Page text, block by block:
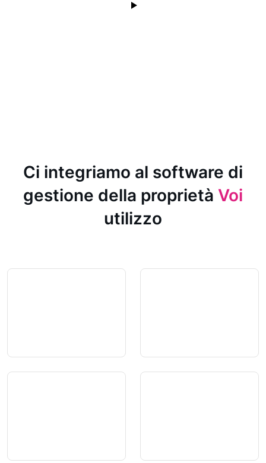
Ci integriamo al software di
gestione della proprietà Voi
utilizzo